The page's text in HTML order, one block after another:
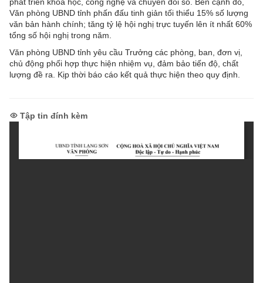
Văn phòng UBND tỉnh phấn đấu tinh giản tối thiểu 15% số lượng
văn bản hành chính; tăng tỷ lệ hội nghị trực tuyến lên ít nhất 60%
tổng số hội nghị trong năm.
Văn phòng UBND tỉnh yêu cầu Trưởng các phòng, ban, đơn vị,
chủ động phối hợp thực hiện nhiệm vụ, đảm bảo tiến độ, chất
lượng đề ra. Kịp thời báo cáo kết quả thực hiện theo quy định.
Tập tin đính kèm